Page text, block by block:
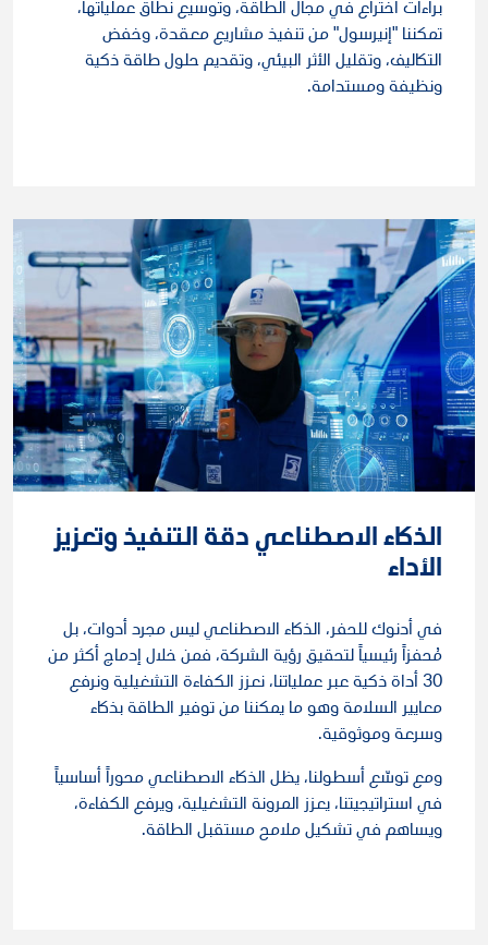
براءات اختراع في مجال الطاقة، وتوسيع نطاق عملياتها،
تمكننا "إنيرسول" من تنفيذ مشاريع معقدة، وخفض
التكاليف، وتقليل الأثر البيئي، وتقديم حلول طاقة ذكية
ونظيفة ومستدامة.
الذكاء الاصطناعي دقة التنفيذ وتعزيز
الأداء
في أدنوك للحفر، الذكاء الاصطناعي ليس مجرد أدوات، بل
مُحفزاً رئيسياً لتحقيق رؤية الشركة، فمن خلال إدماج أكثر من
30 أداة ذكية عبر عملياتنا، نعزز الكفاءة التشغيلية ونرفع
معايير السلامة وهو ما يمكننا من توفير الطاقة بذكاء
وسرعة وموثوقية.
ومع توسّع أسطولنا، يظل الذكاء الاصطناعي محوراً أساسياً
في استراتيجيتنا، يعزز المرونة التشغيلية، ويرفع الكفاءة،
ويساهم في تشكيل ملامح مستقبل الطاقة.